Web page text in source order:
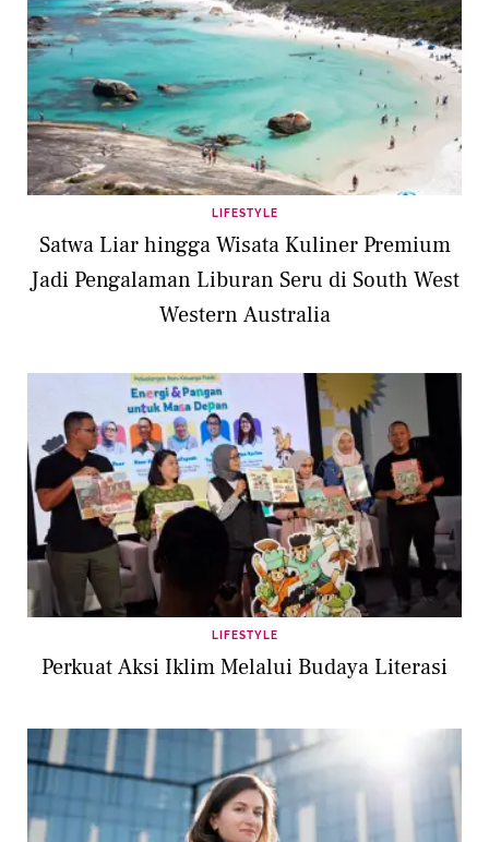
LIFESTYLE
Satwa Liar hingga Wisata Kuliner Premium
Jadi Pengalaman Liburan Seru di South West
Western Australia
LIFESTYLE
Perkuat Aksi Iklim Melalui Budaya Literasi